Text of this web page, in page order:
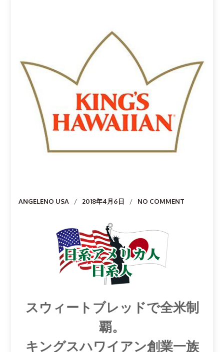
Author
ANGELENO USA 2018年4月6日 NO COMMENT
スウィートブレッドで全米制
覇。
キングスハワイアン創業一族